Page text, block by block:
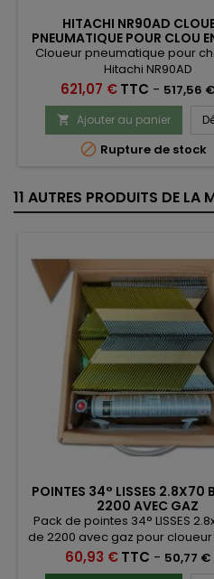
HITACHI NR90AD
PNEUMATIQUE POUR CLOU
34°
Cloueur pneumatique pour
Hitachi NR90AD
Prix
621,07 € TTC - 517,56
 Ajouter au panier
 Rupture de stock
11 AUTRES PRODUITS DE LA
POINTES 34° LISSES 2.8X70
2200 AVEC GAZ
Pack de pointes 34° LISSES
de 2200 avec gaz pour cloueur
(Compatible paslode
Prix
60,93 € TTC - 50,77 €